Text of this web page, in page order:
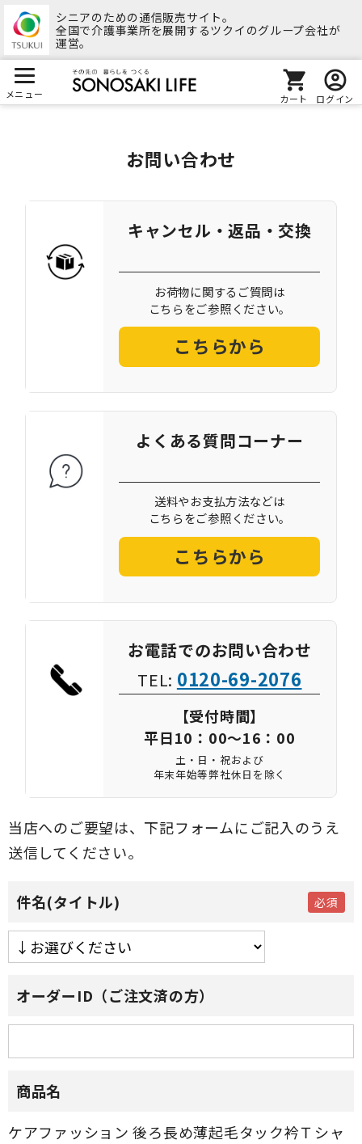
シニアのための通信販売サイト。
全国で介護事業所を展開するツクイのグループ会社が
運営。
メニュー カート ログイン
お問い合わせ
キャンセル・返品・交換
お荷物に関するご質問は
こちらをご参照ください。
こちらから
よくある質問コーナー
送料やお支払方法などは
こちらをご参照ください。
こちらから
お電話でのお問い合わせ
TEL: 0120-69-2076
【受付時間】
平日10：00～16：00
土・日・祝および
年末年始等弊社休日を除く
当店へのご要望は、下記フォームにご記入のうえ
送信してください。
件名(タイトル)
商品名
ケアファッション 後ろ長め薄起毛タック衿Ｔシャ